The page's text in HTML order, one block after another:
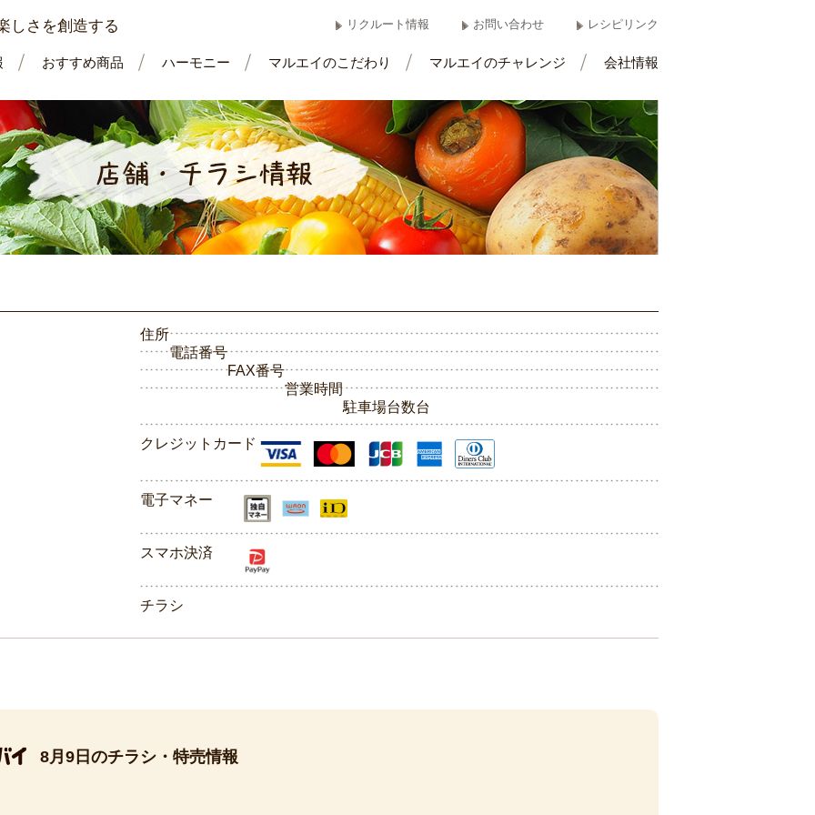
しさを創造する リクルート情報 お問い合わせ レシピリンク
おすすめ商品 ハーモニー マルエイのこだわり マルエイのチャレンジ 会社情報
住所
電話番号
FAX番号
営業時間
駐車場台数台
クレジットカード
電子マネー
スマホ決済
チラシ
8月9日のチラシ・特売情報